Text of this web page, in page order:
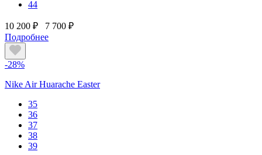
44
10 200 ₽
7 700 ₽
Подробнее
-28%
Nike Air Huarache Easter
35
36
37
38
39